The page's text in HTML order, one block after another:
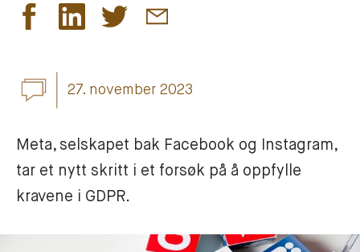
27. november 2023
Meta, selskapet bak Facebook og Instagram,
tar et nytt skritt i et forsøk på å oppfylle
kravene i GDPR.